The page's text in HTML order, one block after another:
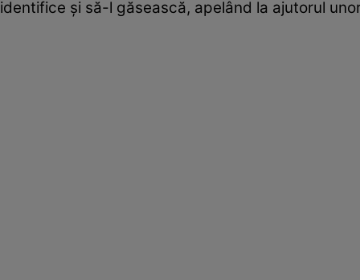
identifice și să-l găsească, apelând la ajutorul